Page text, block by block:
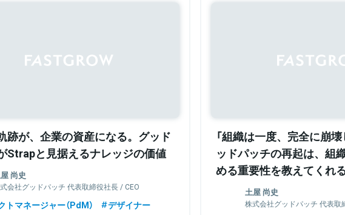
跡が、企業の資産になる。グッド
Strapと見据えるナレッジの価値
尚史
会社グッドパッチ 代表取締役社長 / CEO
トマネージャー（PdM）
デザイナー
「組織は一度、完全に崩
ッドパッチの再起は、組
める重要性を教えてくれ
土屋 尚史
株式会社グッドパッチ 代表取